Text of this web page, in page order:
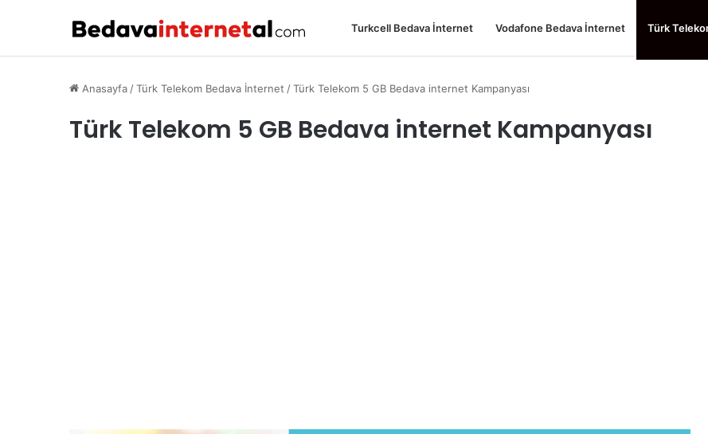
Turkcell Bedava İnternet Vodafone Bedava İnternet Türk
Anasayfa /Türk Telekom Bedava İnternet /Türk Telekom 5 GB Bedava internet Kampanyası
Türk Telekom 5 GB Bedava internet Kampanyası